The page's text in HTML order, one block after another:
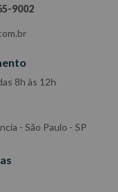
9002
8h às 12h
- São Paulo - SP